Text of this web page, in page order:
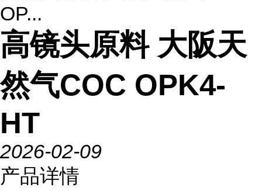
OP...
高镜头原料 大阪天
然气COC OPK4-
HT
2026-02-09
产品详情